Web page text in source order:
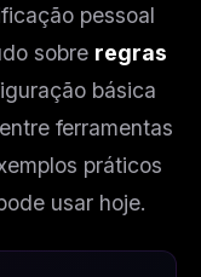
pessoal
sobre regras
básica
entre ferramentas
práticos
usar hoje.